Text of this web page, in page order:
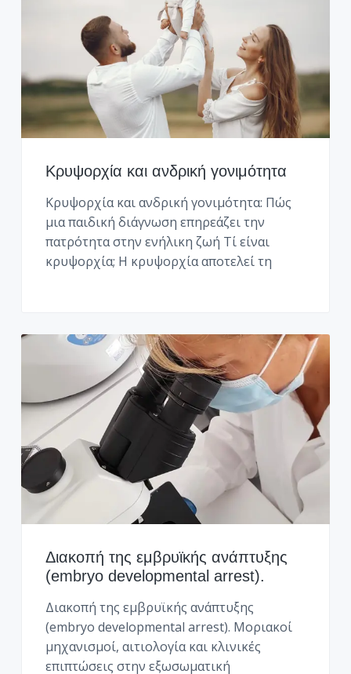
Κρυψορχία και ανδρική γονιμότητα
Κρυψορχία και ανδρική γονιμότητα: Πώς
μια παιδική διάγνωση επηρεάζει την
πατρότητα στην ενήλικη ζωή Τί είναι
κρυψορχία; Η κρυψορχία αποτελεί τη
Διακοπή της εμβρυϊκής ανάπτυξης
(embryo developmental arrest).
Διακοπή της εμβρυϊκής ανάπτυξης
(embryo developmental arrest). Μοριακοί
μηχανισμοί, αιτιολογία και κλινικές
επιπτώσεις στην εξωσωματική